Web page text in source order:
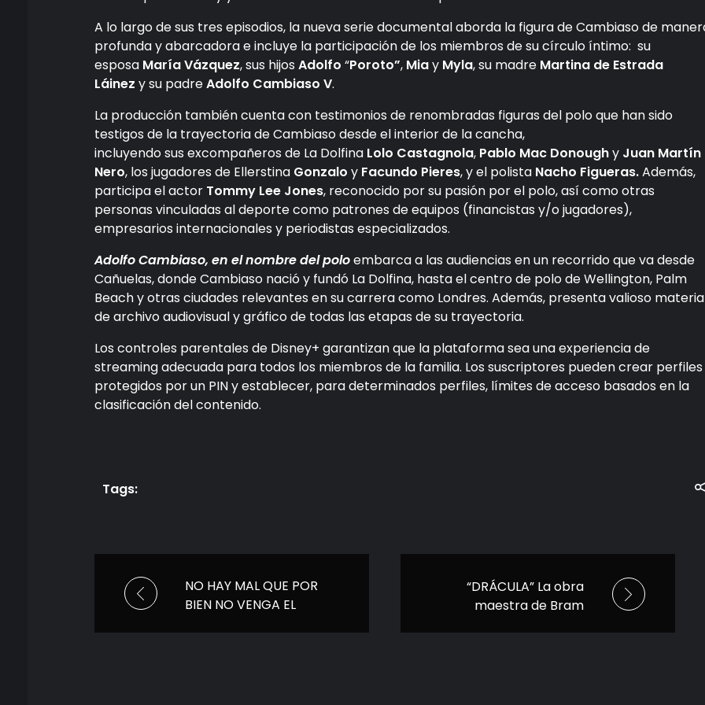
A lo largo de sus tres episodios, la nueva serie documentalaborda la figura de Cambiaso de
profunda y abarcadora e incluye la participación de los miembros de su círculo íntimo: su
esposa María Vázquez, sus hijos Adolfo “Poroto”, Miay Myla, su madre Martina de Estrada
Láinez y su padreAdolfo Cambiaso V.
La producción también cuenta con testimonios de renombradas figuras del polo que han sido
testigos de la trayectoria de Cambiaso desde el interior de la cancha,
incluyendo sus excompañeros de La Dolfina Lolo Castagnola, Pablo Mac Donoughy Juan Martín
Nero, los jugadores de Ellerstina Gonzalo y Facundo Pieres, y el polista Nacho Figueras.Además,
participa el actor Tommy Lee Jones, reconocido por su pasión por el polo, así como otras
personas vinculadas al deporte como patrones de equipos (financistas y/o jugadores),
empresarios internacionales y periodistas especializados.
Adolfo Cambiaso, en el nombre del poloembarca a las audiencias en un recorrido que va desde
Cañuelas, donde Cambiaso nació y fundó La Dolfina, hasta el centro de polo de Wellington, Palm
Beach y otras ciudades relevantes en su carrera como Londres. Además, presenta valioso
de archivo audiovisual y gráfico de todas las etapas de su trayectoria.
Los controles parentales de Disney+ garantizan que la plataforma sea una experiencia de
streaming adecuada para todos los miembros de la familia. Los suscriptores pueden crear perfiles
protegidos por un PIN y establecer, para determinados perfiles, límites de acceso basados en la
clasificación del contenido.
Tags:
NO HAY MAL QUE POR
BIEN NO VENGA EL
“DRÁCULA” La obra
maestra de Bram